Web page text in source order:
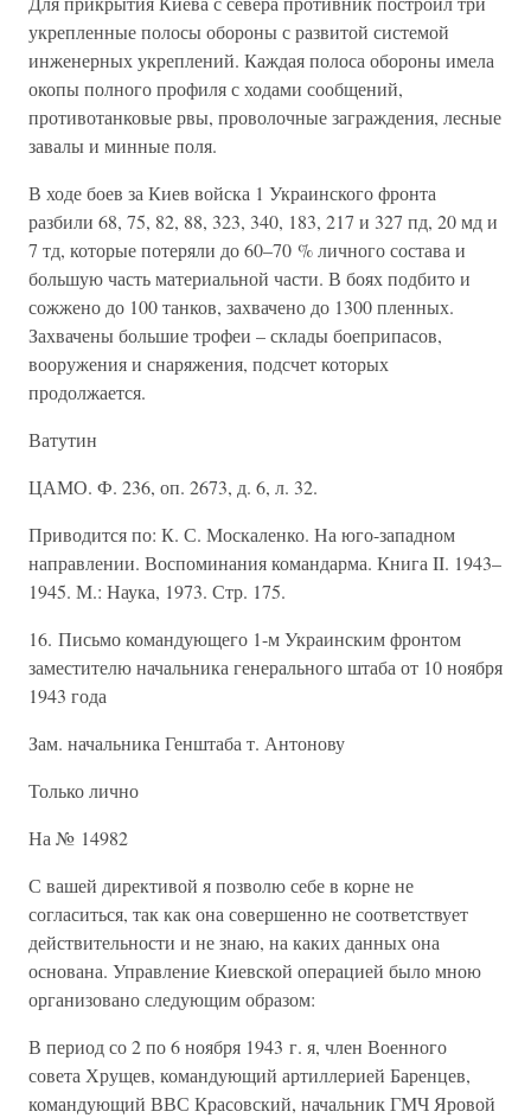
укрепленные полосы обороны с развитой системой
инженерных укреплений. Каждая полоса обороны имела
окопы полного профиля с ходами сообщений,
противотанковые рвы, проволочные заграждения, лесные
завалы и минные поля.
В ходе боев за Киев войска 1 Украинского фронта
разбили 68, 75, 82, 88, 323, 340, 183, 217 и 327 пд, 20 мд и
7 тд, которые потеряли до 60–70 % личного состава и
большую часть материальной части. В боях подбито и
сожжено до 100 танков, захвачено до 1300 пленных.
Захвачены большие трофеи – склады боеприпасов,
вооружения и снаряжения, подсчет которых
продолжается.
Ватутин
ЦАМО. Ф. 236, оп. 2673, д. 6, л. 32.
Приводится по: К. С. Москаленко. На юго-западном
направлении. Воспоминания командарма. Книга II. 1943–
1945. М.: Наука, 1973. Стр. 175.
16. Письмо командующего 1-м Украинским фронтом
заместителю начальника генерального штаба от 10 ноября
1943 года
Зам. начальника Генштаба т. Антонову
Только лично
На № 14982
С вашей директивой я позволю себе в корне не
согласиться, так как она совершенно не соответствует
действительности и не знаю, на каких данных она
основана. Управление Киевской операцией было мною
организовано следующим образом:
В период со 2 по 6 ноября 1943 г. я, член Военного
совета Хрущев, командующий артиллерией Баренцев,
командующий ВВС Красовский, начальник ГМЧ Яровой